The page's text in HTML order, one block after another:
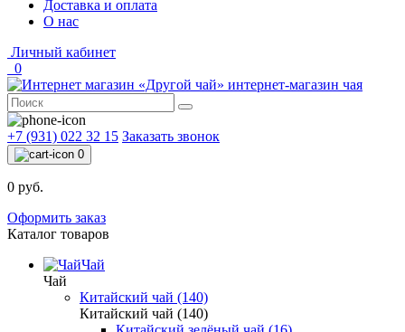
Доставка и оплата
О нас
Личный кабинет
0
интернет-магазин чая
+7 (931) 022 32 15 Заказать звонок
0
0 руб.
Оформить заказ
Каталог товаров
Чай
Чай
Китайский чай (140)
Китайский чай (140)